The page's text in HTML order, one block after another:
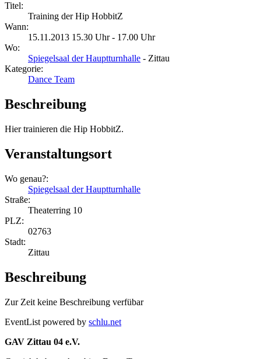
Titel:
Training der Hip HobbitZ
Wann:
15.11.2013 15.30 Uhr - 17.00 Uhr
Wo:
Spiegelsaal der Hauptturnhalle - Zittau
Kategorie:
Dance Team
Beschreibung
Hier trainieren die Hip HobbitZ.
Veranstaltungsort
Wo genau?:
Spiegelsaal der Hauptturnhalle
Straße:
Theaterring 10
PLZ:
02763
Stadt:
Zittau
Beschreibung
Zur Zeit keine Beschreibung verfübar
EventList powered by schlu.net
GAV Zittau 04 e.V.